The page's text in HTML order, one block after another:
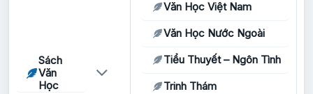
Sách
Văn
Học
Văn Học Việt Nam
Văn Học Nước Ngoài
Tiểu Thuyết – Ngôn Tình
Trinh Thám